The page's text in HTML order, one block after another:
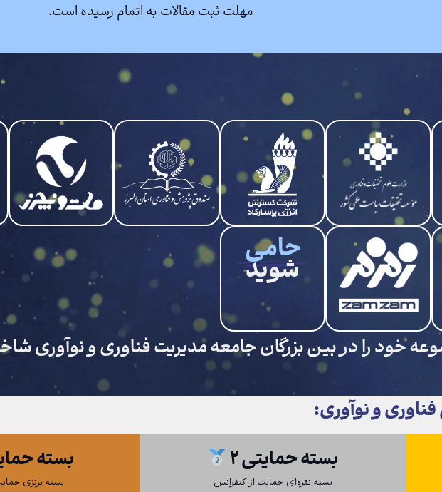
مهلت ثبت مقالات به اتمام رسیده است.
حامی
شوید
خود را در بین بزرگان جامعه مدیریت فناوری و نوآوری
و نوآوری:
بسته حمایتی ۲
بسته نقره‌ای حمایت از کنفرانس
بسته
بسته برنزی